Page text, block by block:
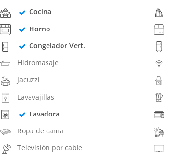
Cocina
Horno
Congelador Vert.
Hidromasaje
Jacuzzi
Lavavajillas
Lavadora
Ropa de cama
Televisión por cable